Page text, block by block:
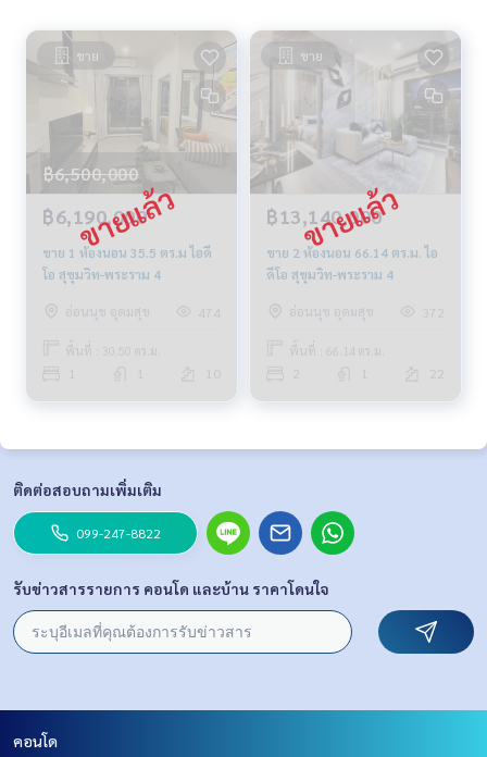
ขาย
฿6,500,000
฿6,190,000
ขาย 1 ห้องนอน 35.5 ตร.ม ไอดี
โอ สุขุมวิท-พระราม 4
อ่อนนุช อุดมสุข 474
พื้นที่ : 30.50 ตร.ม.
10
ขาย
฿13,140,000
ขาย 2 ห้องนอน 66.14 ตร.ม. ไอ
ดีโอ สุขุมวิท-พระราม 4
อ่อนนุช อุดมสุข 372
พื้นที่ : 66.14 ตร.ม.
ติดต่อสอบถามเพิ่มเติม
099-247-8822
รับข่าวสารรายการ คอนโด และบ้าน ราคาโดนใจ
คอนโด